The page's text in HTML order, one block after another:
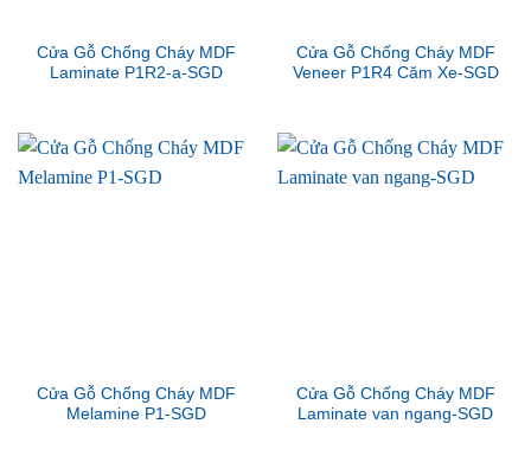
Cửa Gỗ Chống Cháy MDF
Laminate P1R2-a-SGD
Cửa Gỗ Chống Cháy MDF
Veneer P1R4 Căm Xe-SGD
Cửa Gỗ Chống Cháy MDF
Melamine P1-SGD
Cửa Gỗ Chống Cháy MDF
Laminate van ngang-SGD